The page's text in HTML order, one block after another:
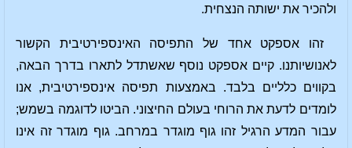
ולהכיר את ישותה הנצחית.
זהו אספקט אחד של התפיסה האינספירטיבית הקשור
לאנושיותנו. קיים אספקט נוסף שאשתדל לתארו בדרך הבאה,
בקווים כלליים בלבד. באמצעות תפיסה אינספירטיבית, אנו
לומדים לדעת את הרוחי בעולם החיצוני. הביטו לדוגמה בשמש;
עבור המדע הרגיל זהו גוף מוגדר במרחב. גוף מוגדר זה אינו